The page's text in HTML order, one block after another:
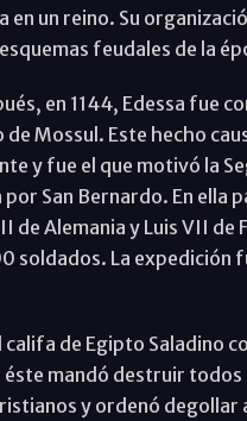
en un reino. Su
feudales de la
en 1144, Edessa fue
de Mossul. Este hecho
y fue el que motivó la
San Bernardo. En ella
de Alemania y Luis VII de
soldados. La expedición
califa de Egipto Saladino
éste mandó destruir todos
y ordenó degollar